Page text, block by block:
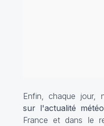
Enfin, chaque jour,
sur l'actualité
France et dans le